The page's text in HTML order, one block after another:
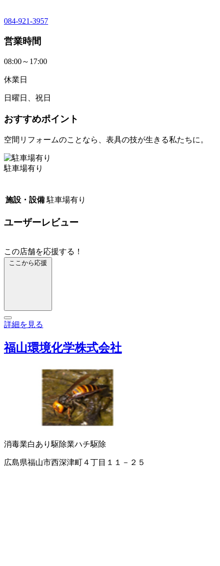
084-921-3957
営業時間
08:00～17:00
休業日
日曜日、祝日
おすすめポイント
空間リフォームのことなら、表具の技が生きる私たちに。
駐車場有り
施設・設備 駐車場有り
ユーザーレビュー
この店舗を応援する！
ここから応援
詳細を見る
福山環境化学株式会社
消毒業白あり駆除業ハチ駆除
広島県福山市西深津町４丁目１１－２５